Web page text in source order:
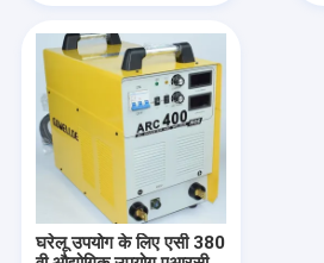
घरेलू उपयोग के लिए एसी 380